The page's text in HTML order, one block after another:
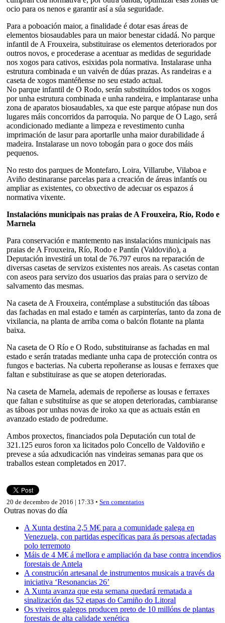
ocio para os nenos e garantir así a súa seguridade.
Para a poboación maior, a finalidade é dotar esas áreas de
elementos biosaudables para un maior benestar cidadá. No parque
infantil de A Frouxeira, substituirase os elementos deteriorados por
outros novos, e procederase a acentuar as medidas de seguridade
nos xogos para cativos, esixidas pola normativa. Instalarase unha
estrutura combinada e un vaivén de dúas prazas. As randeiras e a
caseta de xogos mantéñense no seu estado actual.
No parque infantil de O Rodo, serán substituídos todos os xogos
por unha estrutura combinada e unha randeira, e implantarase unha
zona de aparatos biosaudables, xa que este parque atópase nun dos
lugares máis concorridos da parroquia. No parque de O Lago, será
acondicionado mediante a limpeza e revestimento cunha
imprimación de lasur para aportarlle unha maior durabilidade á
madeira. Instalarase un novo tobogán para o goce dos máis
pequenos.
No resto dos parques de Montefaro, Loira, Villarube, Vilaboa e
Aviño destinaranse parcelas para a creación de áreas infantís ou
ampliar as existentes, co obxectivo de adecuar os espazos á
normativa vixente.
Instalacións municipais nas praias de A Frouxeira, Río, Rodo e
Marnela
Para conservación e mantemento nas instalacións municipais nas
praias de A Frouxeira, Río, Rodo e Pantín (Valdoviño), a
Deputación investirá un total de 76.797 euros na reparación de
diversas casetas de servizos existentes nos areais. As casetas contan
con aseos para servizo dos usuarios das praias para o servizo de
salvamento das mesmas.
Na caseta de A Frouxeira, contémplase a substitución das táboas
das fachadas en mal estado e tamén as carpinterías, tanto da zona de
vixilancia, na planta de arriba coma o balcón flotante na planta
baixa.
Na caseta de O Río e O Rodo, substituiranse as fachadas en mal
estado e serán tratadas mediante unha capa de protección contra os
fungos e bacterias. Na cuberta repoñeranse as lousas e ferraxes que
faltan e substituirase as que se atopen deterioradas.
Na caseta de Marnela, ademais de repoñerse as lousas e ferraxes
que faltan e substituírse as que se atopen deterioradas, cambiaranse
as táboas por unhas novas de iroko xa que as actuais están en
avanzado estado de podredume.
Ambos proxectos, financiados pola Deputación cun total de
321.125 euros foron xa licitados polo Concello de Valdoviño e
prevese a súa adxudicación nas vindeiras semanas para que os
traballos estean completados en 2017.
20 de decembro de 2016 | 17:33 • Sen comentarios
Outras novas do día
A Xunta destina 2,5 M€ para a comunidade galega en
Venezuela, con partidas específicas para ás persoas afectadas
polo terremoto
Máis de 4 M€ á mellora e ampliación da base contra incendios
forestais de Antela
A construción artesanal de instrumentos musicais a través da
iniciativa ‘Resonancias 26’
A Xunta avanza que esta semana quedará rematada a
sinalización das 52 etapas do Camiño do Litoral
Os viveiros galegos producen preto de 10 millóns de plantas
forestais de alta calidade xenética